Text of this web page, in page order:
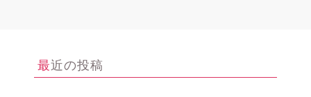
最近の投稿